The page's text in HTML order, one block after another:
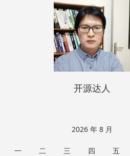
开源达人
2026 年 8 月
一 二 三 四 五